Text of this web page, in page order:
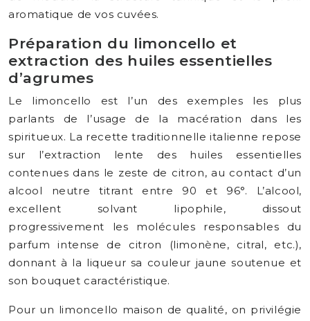
aromatique de vos cuvées.
Préparation du limoncello et
extraction des huiles essentielles
d’agrumes
Le limoncello est l’un des exemples les plus
parlants de l’usage de la macération dans les
spiritueux. La recette traditionnelle italienne repose
sur l’extraction lente des huiles essentielles
contenues dans le zeste de citron, au contact d’un
alcool neutre titrant entre 90 et 96°. L’alcool,
excellent solvant lipophile, dissout
progressivement les molécules responsables du
parfum intense de citron (limonène, citral, etc.),
donnant à la liqueur sa couleur jaune soutenue et
son bouquet caractéristique.
Pour un limoncello maison de qualité, on privilégie